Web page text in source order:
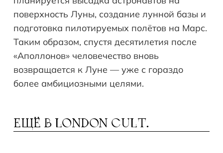
поверхность Луны, создание лунной базы и
подготовка пилотируемых полётов на Марс.
Таким образом, спустя десятилетия после
«Аполлонов» человечество вновь
возвращается к Луне — уже с гораздо
более амбициозными целями.
ЕЩЁ В LONDON CULT.